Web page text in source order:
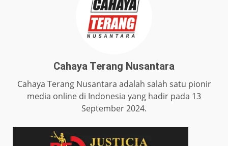
Cahaya Terang Nusantara
Cahaya Terang Nusantara adalah salah satu pionir
media online di Indonesia yang hadir pada 13
September 2024.